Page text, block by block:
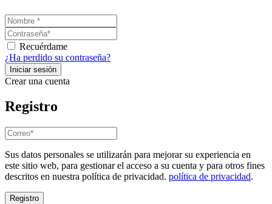
Recuérdame
¿Ha perdido su contraseña?
Crear una cuenta
Registro
Sus datos personales se utilizarán para mejorar su experiencia en
este sitio web, para gestionar el acceso a su cuenta y para otros fines
descritos en nuestra política de privacidad. política de privacidad.